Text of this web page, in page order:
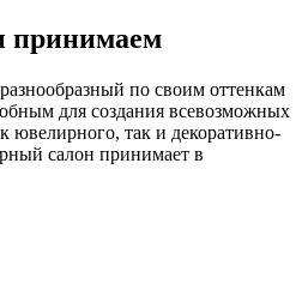
принимаем
по своим оттенкам
для создания всевозможных
ювелирного, так и декоративно-
салон принимает в